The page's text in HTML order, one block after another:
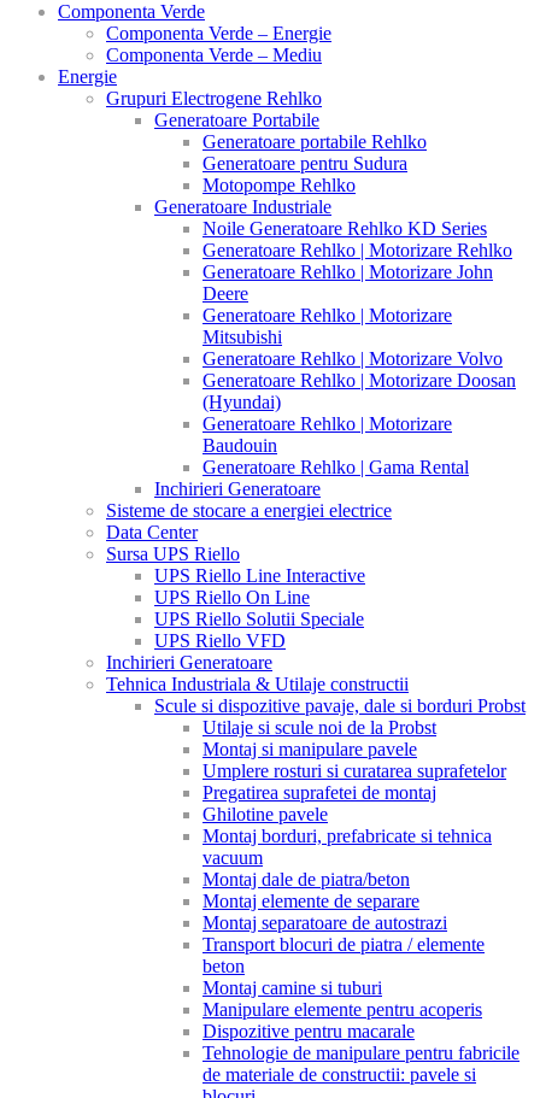
Componenta Verde
Componenta Verde – Energie
Componenta Verde – Mediu
Energie
Grupuri Electrogene Rehlko
Generatoare Portabile
Generatoare portabile Rehlko
Generatoare pentru Sudura
Motopompe Rehlko
Generatoare Industriale
Noile Generatoare Rehlko KD Series
Generatoare Rehlko | Motorizare Rehlko
Generatoare Rehlko | Motorizare John
Deere
Generatoare Rehlko | Motorizare
Mitsubishi
Generatoare Rehlko | Motorizare Volvo
Generatoare Rehlko | Motorizare Doosan
(Hyundai)
Generatoare Rehlko | Motorizare
Baudouin
Generatoare Rehlko | Gama Rental
Inchirieri Generatoare
Sisteme de stocare a energiei electrice
Data Center
Sursa UPS Riello
UPS Riello Line Interactive
UPS Riello On Line
UPS Riello Solutii Speciale
UPS Riello VFD
Inchirieri Generatoare
Tehnica Industriala & Utilaje constructii
Scule si dispozitive pavaje, dale si borduri Probst
Utilaje si scule noi de la Probst
Montaj si manipulare pavele
Umplere rosturi si curatarea suprafetelor
Pregatirea suprafetei de montaj
Ghilotine pavele
Montaj borduri, prefabricate si tehnica
vacuum
Montaj dale de piatra/beton
Montaj elemente de separare
Montaj separatoare de autostrazi
Transport blocuri de piatra / elemente
beton
Montaj camine si tuburi
Manipulare elemente pentru acoperis
Dispozitive pentru macarale
Tehnologie de manipulare pentru fabricile
de materiale de constructii: pavele si